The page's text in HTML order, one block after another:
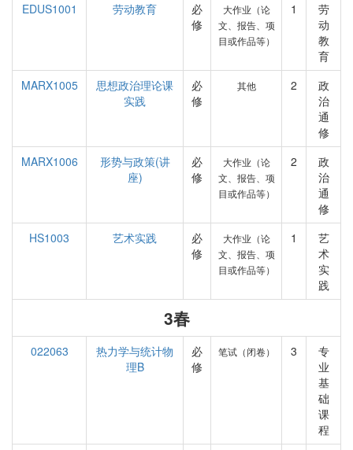
EDUS1001
劳动教育
必
修
大作业（论
文、报告、项
目或作品等）
1
劳
动
教
育
MARX1005
思想政治理论课
实践
必
修
其他 2
政
治
通
修
MARX1006
形势与政策(讲
座)
必
修
大作业（论
文、报告、项
目或作品等）
2
政
治
通
修
HS1003
艺术实践
必
修
大作业（论
文、报告、项
目或作品等）
1
艺
术
实
践
3春
022063
热力学与统计物
理B
必
修
笔试（闭卷） 3
专
业
基
础
课
程